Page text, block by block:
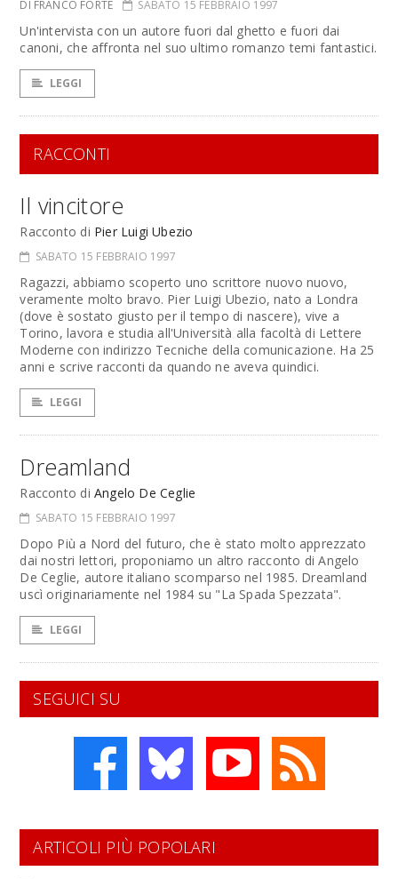
DI FRANCO FORTE
SABATO 15 FEBBRAIO 1997
Un'intervista con un autore fuori dal ghetto e fuori dai
canoni, che affronta nel suo ultimo romanzo temi fantastici.
LEGGI
RACCONTI
Il vincitore
Racconto di Pier Luigi Ubezio
SABATO 15 FEBBRAIO 1997
Ragazzi, abbiamo scoperto uno scrittore nuovo nuovo,
veramente molto bravo. Pier Luigi Ubezio, nato a Londra
(dove è sostato giusto per il tempo di nascere), vive a
Torino, lavora e studia all'Università alla facoltà di Lettere
Moderne con indirizzo Tecniche della comunicazione. Ha 25
anni e scrive racconti da quando ne aveva quindici.
LEGGI
Dreamland
Racconto di Angelo De Ceglie
SABATO 15 FEBBRAIO 1997
Dopo Più a Nord del futuro, che è stato molto apprezzato
dai nostri lettori, proponiamo un altro racconto di Angelo
De Ceglie, autore italiano scomparso nel 1985. Dreamland
uscì originariamente nel 1984 su "La Spada Spezzata".
LEGGI
SEGUICI SU
ARTICOLI PIÙ POPOLARI